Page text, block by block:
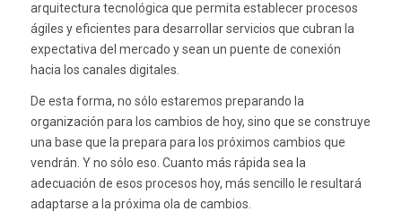
arquitectura tecnológica que permita establecer procesos
ágiles y eficientes para desarrollar servicios que cubran la
expectativa del mercado y sean un puente de conexión
hacia los canales digitales.
De esta forma, no sólo estaremos preparando la
organización para los cambios de hoy, sino que se construye
una base que la prepara para los próximos cambios que
vendrán. Y no sólo eso. Cuanto más rápida sea la
adecuación de esos procesos hoy, más sencillo le resultará
adaptarse a la próxima ola de cambios.